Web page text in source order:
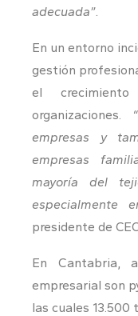
adecuada”.
En un entorno
gestión
el
organizaciones.
empresas y
empresas
mayoría del
especialmente
presidente de
En Cantabria,
empresarial son
las cuales 13.500